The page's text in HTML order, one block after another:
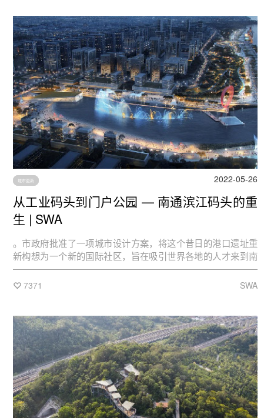
SWA 休斯敦团队主导的这次设计，在原有的生态基础上，坚持
把其他结构均以柔和的手段体现，并隐于自然之中，不喧宾夺
主，将舞台还给自然。让人们在徜徉于半月岛的月半湾时重温
诗句中“淡烟疏柳媚晴滩”的惬意和“人间有味是清欢”那甜甜的幸
福。
城市更新 2022-05-26
从工业码头到门户公园 — 南通滨江码头的重
生 | SWA
。市政府批准了一项城市设计方案，将这个昔日的港口遗址重
新构想为一个新的国际社区，旨在吸引世界各地的人才来到南
通。为了实现这一目标，一条规划中的地铁线路将贯穿该地
块，将其与南通其他地区连接起来。从工业码头到门户公园，
7371 SWA